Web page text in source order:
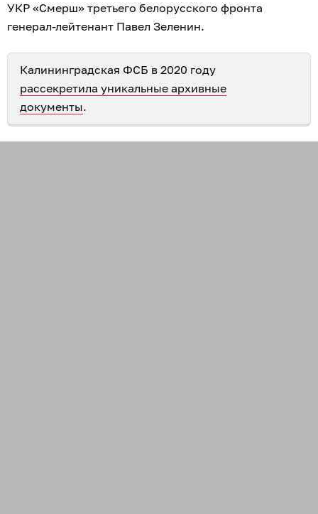
УКР «Смерш» третьего белорусского фронта
генерал-лейтенант Павел Зеленин.
Калининградская ФСБ в 2020 году
рассекретила уникальные архивные
документы.